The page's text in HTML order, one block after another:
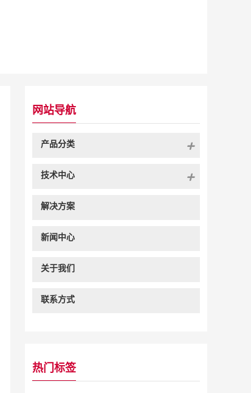
网站导航
产品分类
技术中心
解决方案
新闻中心
关于我们
联系方式
热门标签